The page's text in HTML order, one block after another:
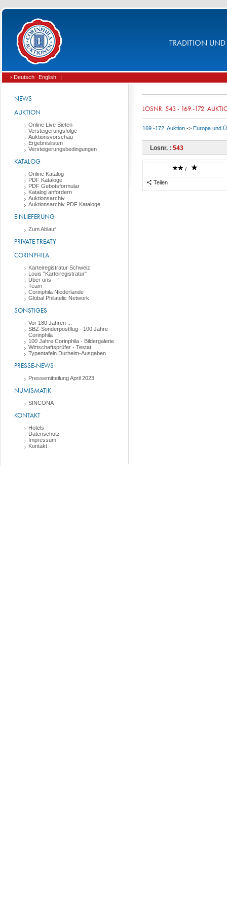
TRADITION UND
› Deutsch English |
NEWS
AUKTION
Online Live Bieten
Versteigerungsfolge
Auktionsvorschau
Ergebnislisten
Versteigerungsbedingungen
KATALOG
Online Katalog
PDF Kataloge
PDF Gebotsformular
Katalog anfordern
Auktionsarchiv
Auktionsarchiv PDF Kataloge
EINLIEFERUNG
Zum Ablauf
PRIVATE TREATY
CORINPHILA
Karteiregistratur Schweiz
Louis "Karteiregistratur"
Über uns
Team
Corinphila Niederlande
Global Philatelic Network
SONSTIGES
Vor 180 Jahren ...
SBZ-Sonderpostflug - 100 Jahre
Corinphila
100 Jahre Corinphila - Bildergalerie
Wirtschaftsprüfer - Testat
Typentafeln Durheim-Ausgaben
PRESSE-NEWS
Pressemitteilung April 2023
NUMISMATIK
SINCONA
KONTAKT
Hotels
Datenschutz
Impressum
Kontakt
LOSNR. 543 - 169.-172.
169.-172. Auktion -> Europa und
Losnr. : 543
/
Teilen